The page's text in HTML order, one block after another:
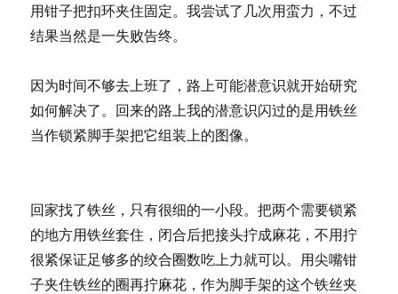
用钳子把扣环夹住固定。我尝试了几次用蛮力，不过
结果当然是一失败告终。
因为时间不够去上班了，路上可能潜意识就开始研究
如何解决了。回来的路上我的潜意识闪过的是用铁丝
当作锁紧脚手架把它组装上的图像。
回家找了铁丝，只有很细的一小段。把两个需要锁紧
的地方用铁丝套住，闭合后把接头拧成麻花，不用拧
很紧保证足够多的绞合圈数吃上力就可以。用尖嘴钳
子夹住铁丝的圈再拧麻花，作为脚手架的这个铁丝夹